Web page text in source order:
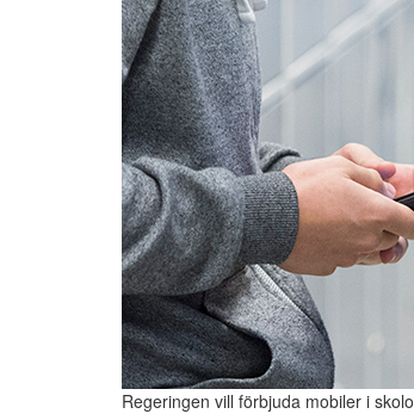
Regeringen vill förbjuda mobiler i